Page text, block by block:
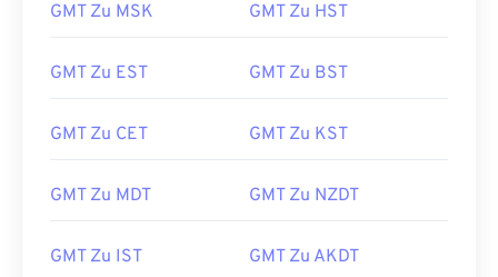
GMT Zu MSK GMT Zu HST
GMT Zu EST GMT Zu BST
GMT Zu CET GMT Zu KST
GMT Zu MDT GMT Zu NZDT
GMT Zu IST GMT Zu AKDT